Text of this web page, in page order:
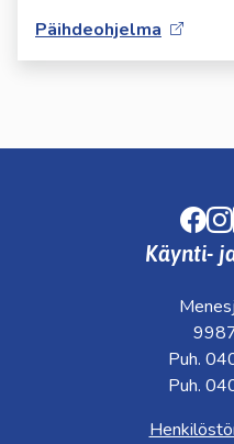
Päihdeohjelma
Käynti-
Puh.
Puh.